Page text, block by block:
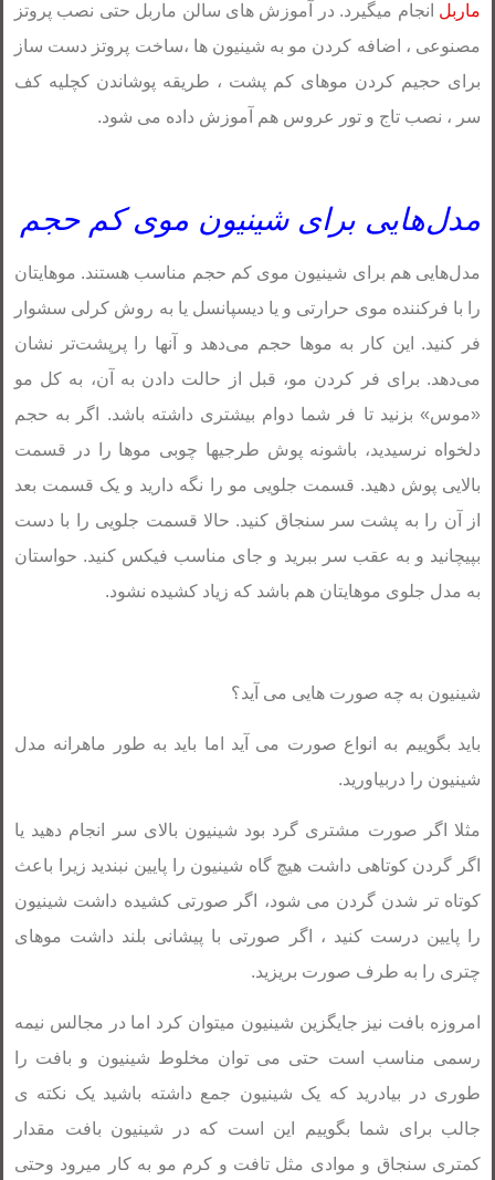
ماربل انجام میگیرد. در آموزش های سالن ماربل حتی نصب پروتز
مصنوعی ، اضافه کردن مو به شینیون ها ،ساخت پروتز دست ساز
برای حجیم کردن موهای کم پشت ، طریقه پوشاندن کچلیه کف
سر ، نصب تاج و تور عروس هم آموزش داده می شود.
مدل‌هایی برای شینیون موی کم حجم
مدل‌هایی هم برای شینیون موی کم حجم مناسب هستند. موهایتان
را با فرکننده موی حرارتی و یا دیسپانسل یا به روش کرلی سشوار
فر کنید. این کار به موها حجم می‌دهد و آنها را پرپشت‌تر نشان
می‌دهد. برای فر کردن مو، قبل از حالت دادن به آن، به کل مو
«موس» بزنید تا فر شما دوام بیشتری داشته باشد. اگر به حجم
دلخواه نرسیدید، باشونه پوش طرجیها چوبی موها را در قسمت
بالایی پوش دهید. قسمت جلویی مو را نگه دارید و یک قسمت بعد
از آن را به پشت سر سنجاق کنید. حالا قسمت جلویی را با دست
بپیچانید و به عقب سر ببرید و جای مناسب فیکس کنید. حواستان
به مدل جلوی موهایتان هم باشد که زیاد کشیده نشود.
شینیون به چه صورت هایی می آید؟
باید بگوییم به انواع صورت می آید اما باید به طور ماهرانه مدل
شینیون را دربیاورید.
مثلا اگر صورت مشتری گرد بود شینیون بالای سر انجام دهید یا
اگر گردن کوتاهی داشت هیچ گاه شینیون را پایین نبندید زیرا باعث
کوتاه تر شدن گردن می شود، اگر صورتی کشیده داشت شینیون
را پایین درست کنید ، اگر صورتی با پیشانی بلند داشت موهای
چتری را به طرف صورت بریزید.
امروزه بافت نیز جایگزین شینیون میتوان کرد اما در مجالس نیمه
رسمی مناسب است حتی می توان مخلوط شینیون و بافت را
طوری در بیادرید که یک شینیون جمع داشته باشید یک نکته ی
جالب برای شما بگوییم این است که در شینیون بافت مقدار
کمتری سنجاق و موادی مثل تافت و کرم مو به کار میرود وحتی